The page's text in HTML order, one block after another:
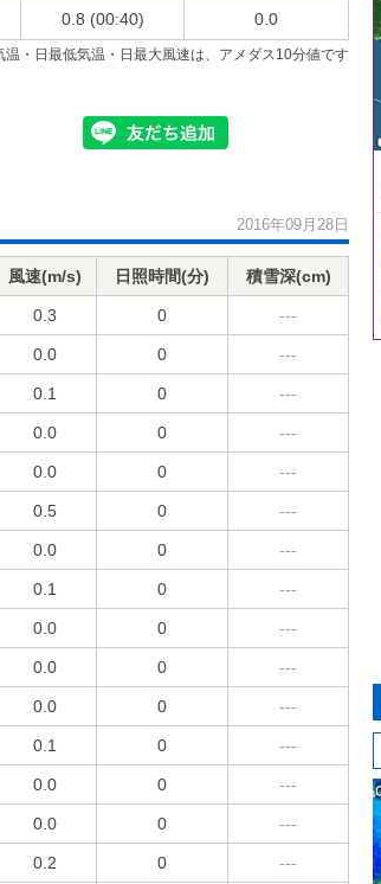
0.8 (00:40) 0.0
・日最低気温・日最大風速は、アメダス10分値です
2016年09月28日
風速(m/s) 日照時間(分) 積雪深(cm)
0.3 0 ---
0.0 0 ---
0.1 0 ---
0.0 0 ---
0.0 0 ---
0.5 0 ---
0.0 0 ---
0.1 0 ---
0.0 0 ---
0.0 0 ---
0.0 0 ---
0.1 0 ---
0.0 0 ---
0.0 0 ---
0.2 0 ---